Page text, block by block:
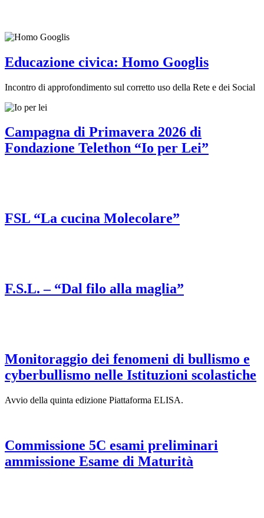
Educazione civica: Homo Googlis
Incontro di approfondimento sul corretto uso della Rete e dei Social
Campagna di Primavera 2026 di
Fondazione Telethon “Io per Lei”
FSL “La cucina Molecolare”
F.S.L. – “Dal filo alla maglia”
Monitoraggio dei fenomeni di bullismo e
cyberbullismo nelle Istituzioni scolastiche
Avvio della quinta edizione Piattaforma ELISA.
Commissione 5C esami preliminari
ammissione Esame di Maturità